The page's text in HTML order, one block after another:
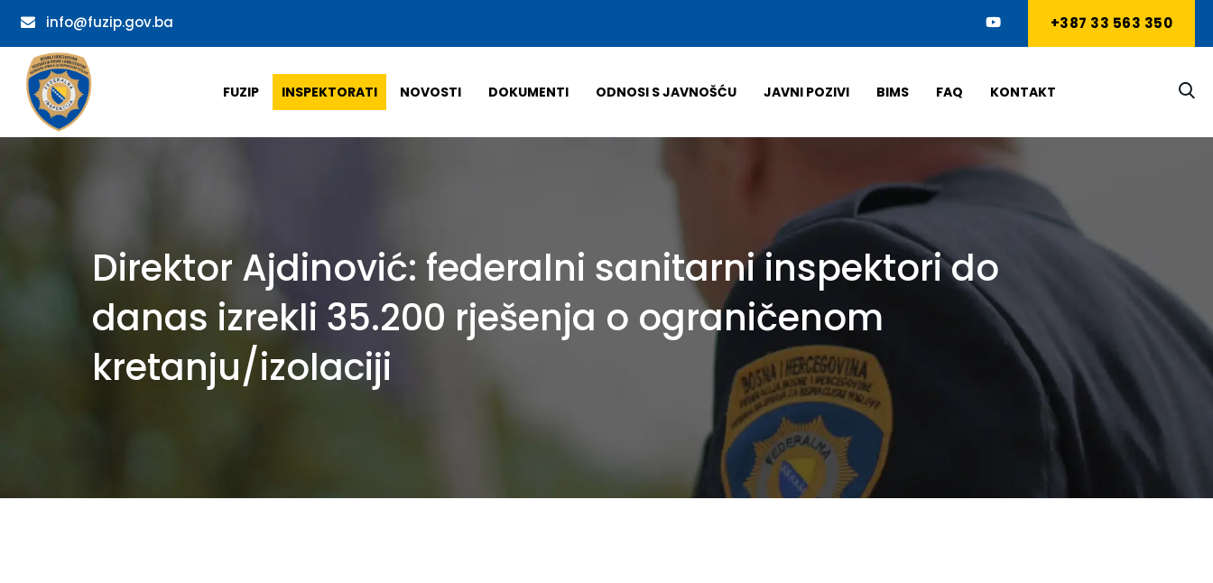
info@fuzip.gov.ba +387 33 563 350
FUZIP INSPEKTORATI NOVOSTI DOKUMENTI ODNOSI S JAVNOŠĆU JAVNI POZIVI BIMS FAQ KONTAKT
Direktor Ajdinović: federalni sanitarni inspektori do
danas izrekli 35.200 rješenja o ograničenom
kretanju/izolaciji